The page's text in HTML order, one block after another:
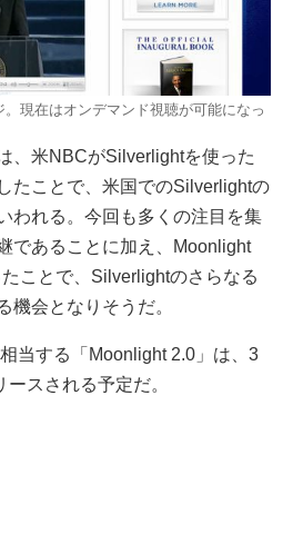
現在はオンデマンド視聴が可能になっ
、米NBCがSilverlightを使った
たことで、米国でのSilverlightの
われる。今回も多くの注目を集
であることに加え、Moonlight
ことで、Silverlightのさらなる
機会となりそうだ。
当する「Moonlight 2.0」は、3
スされる予定だ。